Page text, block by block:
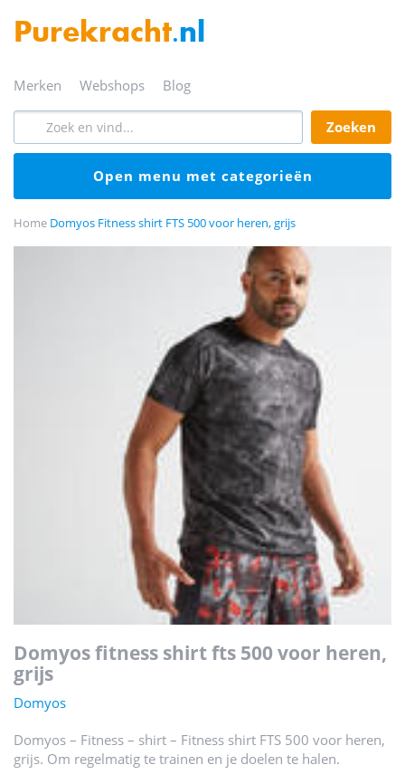
Purekracht.nl
merken webshops blog
zoeken
open menu met categorieën
Home Domyos Fitness shirt FTS 500 voor heren, grijs
domyos fitness shirt fts 500 voor heren,
grijs
Domyos
Domyos – Fitness – shirt – Fitness shirt FTS 500 voor heren,
grijs. Om regelmatig te trainen en je doelen te halen.